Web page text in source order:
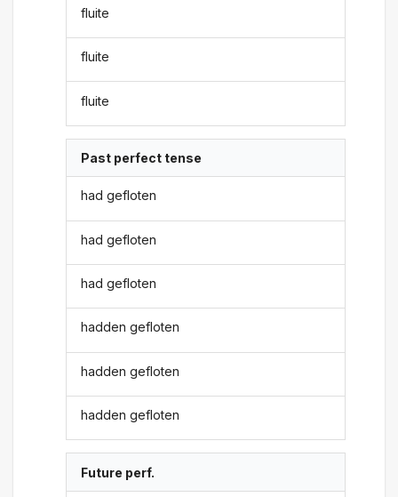
fluite
fluite
fluite
Past perfect tense
had gefloten
had gefloten
had gefloten
hadden gefloten
hadden gefloten
hadden gefloten
Future perf.